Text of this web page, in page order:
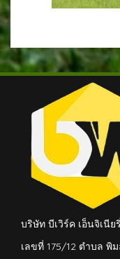
บริษัท บีเวิร์ค เอ็นจิเนีย
เลขที่ 175/12 ตำบล พิ